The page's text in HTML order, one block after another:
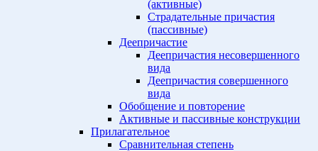
(активные)
Страдательные причастия
(пассивные)
Деепричастие
Деепричастия несовершенного
вида
Деепричастия совершенного
вида
Обобщение и повторение
Активные и пассивные конструкции
Прилагательное
Сравнительная степень